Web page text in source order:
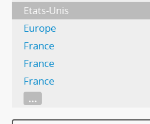
Etats-Unis
Europe
France
France
France
...